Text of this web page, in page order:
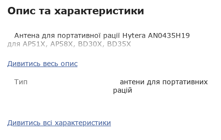
Опис та характеристики
Антена для портативної рації Hytera AN0435H19
для AP51X, AP58X, BD30X, BD35X
Дивитись весь опис
Тип
антени для портативних
рацій
Дивитись всі характеристики